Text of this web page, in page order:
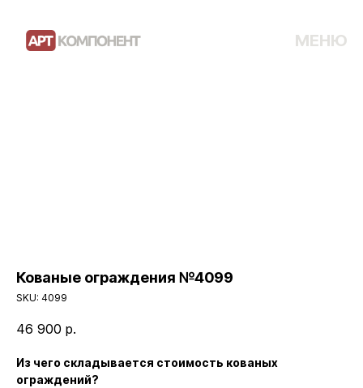
МЕНЮ
Кованые ограждения №4099
SKU: 4099
46 900 р.
Из чего складывается стоимость кованых
ограждений?